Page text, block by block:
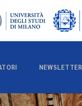
NEWSLETTER